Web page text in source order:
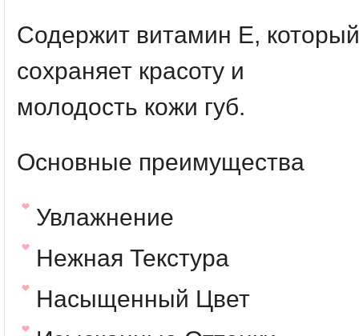
Содержит витамин Е, который
сохраняет красоту и
молодость кожи губ.
Основные преимущества
Увлажнение
Нежная Текстура
Насыщенный Цвет